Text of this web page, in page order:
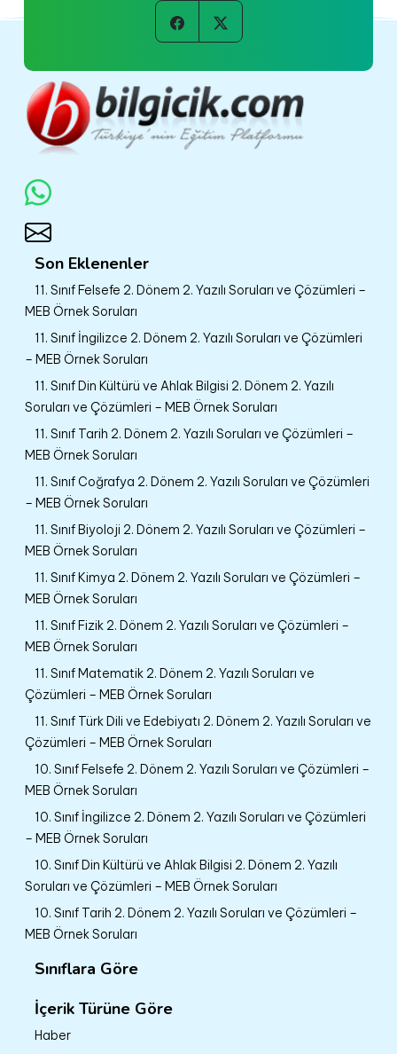
Son Eklenenler
11. Sınıf Felsefe 2. Dönem 2. Yazılı Soruları ve Çözümleri –
MEB Örnek Soruları
11. Sınıf İngilizce 2. Dönem 2. Yazılı Soruları ve Çözümleri
– MEB Örnek Soruları
11. Sınıf Din Kültürü ve Ahlak Bilgisi 2. Dönem 2. Yazılı
Soruları ve Çözümleri – MEB Örnek Soruları
11. Sınıf Tarih 2. Dönem 2. Yazılı Soruları ve Çözümleri –
MEB Örnek Soruları
11. Sınıf Coğrafya 2. Dönem 2. Yazılı Soruları ve Çözümleri
– MEB Örnek Soruları
11. Sınıf Biyoloji 2. Dönem 2. Yazılı Soruları ve Çözümleri –
MEB Örnek Soruları
11. Sınıf Kimya 2. Dönem 2. Yazılı Soruları ve Çözümleri –
MEB Örnek Soruları
11. Sınıf Fizik 2. Dönem 2. Yazılı Soruları ve Çözümleri –
MEB Örnek Soruları
11. Sınıf Matematik 2. Dönem 2. Yazılı Soruları ve
Çözümleri – MEB Örnek Soruları
11. Sınıf Türk Dili ve Edebiyatı 2. Dönem 2. Yazılı Soruları ve
Çözümleri – MEB Örnek Soruları
10. Sınıf Felsefe 2. Dönem 2. Yazılı Soruları ve Çözümleri –
MEB Örnek Soruları
10. Sınıf İngilizce 2. Dönem 2. Yazılı Soruları ve Çözümleri
– MEB Örnek Soruları
10. Sınıf Din Kültürü ve Ahlak Bilgisi 2. Dönem 2. Yazılı
Soruları ve Çözümleri – MEB Örnek Soruları
10. Sınıf Tarih 2. Dönem 2. Yazılı Soruları ve Çözümleri –
MEB Örnek Soruları
Sınıflara Göre
İçerik Türüne Göre
Haber